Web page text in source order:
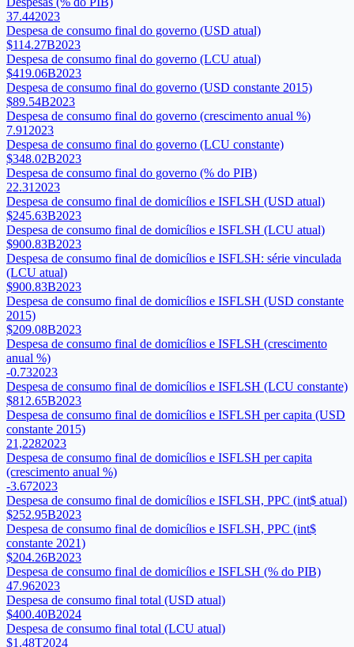
37.442023
Despesa de consumo final do governo (USD atual)
$114.27B2023
Despesa de consumo final do governo (LCU atual)
$419.06B2023
Despesa de consumo final do governo (USD constante 2015)
$89.54B2023
Despesa de consumo final do governo (crescimento anual %)
7.91 2023
Despesa de consumo final do governo (LCU constante)
$348.02B2023
Despesa de consumo final do governo (% do PIB)
22.31 2023
Despesa de consumo final de domicílios e ISFLSH (USD atual)
$245.63B2023
Despesa de consumo final de domicílios e ISFLSH (LCU atual)
$900.83B2023
Despesa de consumo final de domicílios e ISFLSH: série vinculada
(LCU atual)
$900.83B2023
Despesa de consumo final de domicílios e ISFLSH (USD constante
2015)
$209.08B2023
Despesa de consumo final de domicílios e ISFLSH (crescimento
anual %)
-0.732023
Despesa de consumo final de domicílios e ISFLSH (LCU constante)
$812.65B2023
Despesa de consumo final de domicílios e ISFLSH per capita (USD
constante 2015)
21,2282023
Despesa de consumo final de domicílios e ISFLSH per capita
(crescimento anual %)
-3.672023
Despesa de consumo final de domicílios e ISFLSH, PPC (int$ atual)
$252.95B2023
Despesa de consumo final de domicílios e ISFLSH, PPC (int$
constante 2021)
$204.26B2023
Despesa de consumo final de domicílios e ISFLSH (% do PIB)
47.962023
Despesa de consumo final total (USD atual)
$400.40B2024
Despesa de consumo final total (LCU atual)
$1.48T2024